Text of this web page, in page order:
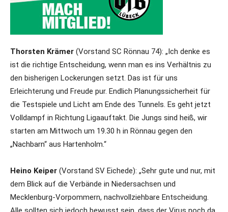
Thorsten Krämer (Vorstand SC Rönnau 74): „Ich denke es
ist die richtige Entscheidung, wenn man es ins Verhältnis zu
den bisherigen Lockerungen setzt. Das ist für uns
Erleichterung und Freude pur. Endlich Planungssicherheit für
die Testspiele und Licht am Ende des Tunnels. Es geht jetzt
Volldampf in Richtung Ligaauftakt. Die Jungs sind heiß, wir
starten am Mittwoch um 19.30 h in Rönnau gegen den
„Nachbarn“ aus Hartenholm.“
Heino Keiper (Vorstand SV Eichede): „Sehr gute und nur, mit
dem Blick auf die Verbände in Niedersachsen und
Mecklenburg-Vorpommern, nachvollziehbare Entscheidung.